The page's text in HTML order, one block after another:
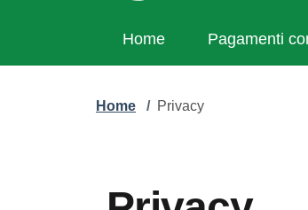
Home Pagamenti
Home / Privacy